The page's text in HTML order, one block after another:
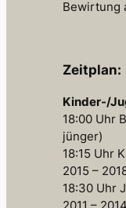
Bewirtung
Zeitplan:
Kinder-/
18:00 Uhr
jünger)
18:15 Uhr
2015 –
18:30 Uhr